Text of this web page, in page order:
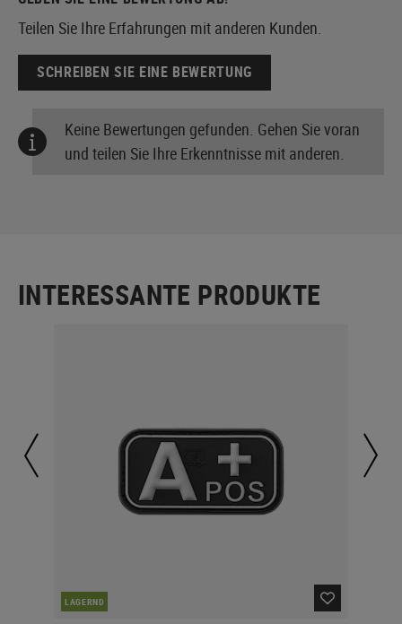
Teilen Sie Ihre Erfahrungen mit anderen Kunden.
SCHREIBEN SIE EINE BEWERTUNG
Keine Bewertungen gefunden. Gehen Sie voran
und teilen Sie Ihre Erkenntnisse mit anderen.
INTERESSANTE PRODUKTE
LAGERND